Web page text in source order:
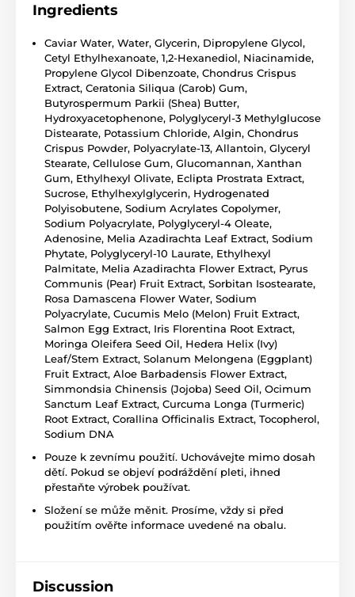
Ingredients
Caviar Water, Water, Glycerin, Dipropylene Glycol,
Cetyl Ethylhexanoate, 1,2-Hexanediol, Niacinamide,
Propylene Glycol Dibenzoate, Chondrus Crispus
Extract, Ceratonia Siliqua (Carob) Gum,
Butyrospermum Parkii (Shea) Butter,
Hydroxyacetophenone, Polyglyceryl-3 Methylglucose
Distearate, Potassium Chloride, Algin, Chondrus
Crispus Powder, Polyacrylate-13, Allantoin, Glyceryl
Stearate, Cellulose Gum, Glucomannan, Xanthan
Gum, Ethylhexyl Olivate, Eclipta Prostrata Extract,
Sucrose, Ethylhexylglycerin, Hydrogenated
Polyisobutene, Sodium Acrylates Copolymer,
Sodium Polyacrylate, Polyglyceryl-4 Oleate,
Adenosine, Melia Azadirachta Leaf Extract, Sodium
Phytate, Polyglyceryl-10 Laurate, Ethylhexyl
Palmitate, Melia Azadirachta Flower Extract, Pyrus
Communis (Pear) Fruit Extract, Sorbitan Isostearate,
Rosa Damascena Flower Water, Sodium
Polyacrylate, Cucumis Melo (Melon) Fruit Extract,
Salmon Egg Extract, Iris Florentina Root Extract,
Moringa Oleifera Seed Oil, Hedera Helix (Ivy)
Leaf/Stem Extract, Solanum Melongena (Eggplant)
Fruit Extract, Aloe Barbadensis Flower Extract,
Simmondsia Chinensis (Jojoba) Seed Oil, Ocimum
Sanctum Leaf Extract, Curcuma Longa (Turmeric)
Root Extract, Corallina Officinalis Extract, Tocopherol,
Sodium DNA
Pouze k zevnímu použití. Uchovávejte mimo dosah
dětí. Pokud se objeví podráždění pleti, ihned
přestaňte výrobek používat.
Složení se může měnit. Prosíme, vždy si před
použitím ověřte informace uvedené na obalu.
Discussion